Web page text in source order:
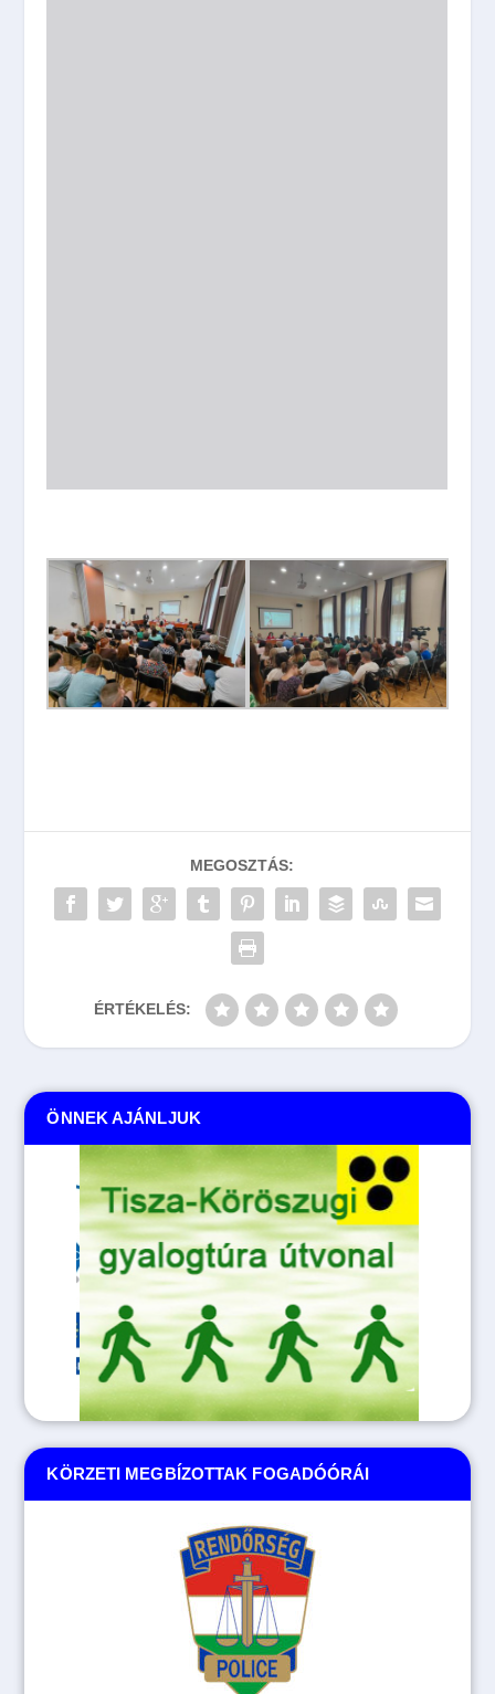
MEGOSZTÁS:
ÉRTÉKELÉS:
KÖRZETI MEGBÍZOTTAK FOGADÓÓRÁI
ÖNNEK AJÁNLJUK